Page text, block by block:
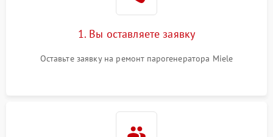
1. Вы оставляете заявку
Оставьте заявку на ремонт парогенератора Miele